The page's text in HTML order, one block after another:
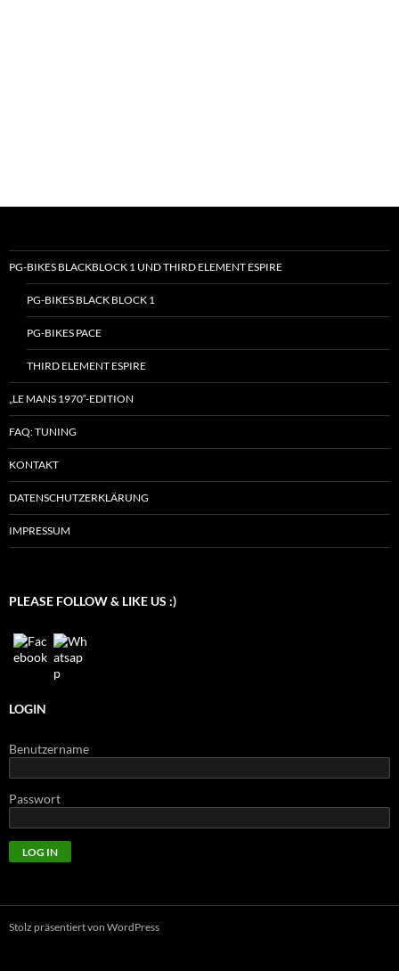
PG-BIKES BLACKBLOCK 1 UND THIRD ELEMENT ESPIRE
PG-BIKES BLACK BLOCK 1
PG-BIKES PACE
THIRD ELEMENT ESPIRE
„LE MANS 1970“-EDITION
FAQ: TUNING
KONTAKT
DATENSCHUTZERKLÄRUNG
IMPRESSUM
PLEASE FOLLOW & LIKE US :)
LOGIN
Benutzername
Passwort
Stolz präsentiert von WordPress